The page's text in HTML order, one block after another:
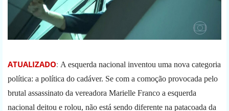
ATUALIZADO: A esquerda nacional inventou uma nova categoria
política: a política do cadáver. Se com a comoção provocada pelo
brutal assassinato da vereadora Marielle Franco a esquerda
nacional deitou e rolou, não está sendo diferente na patacoada da